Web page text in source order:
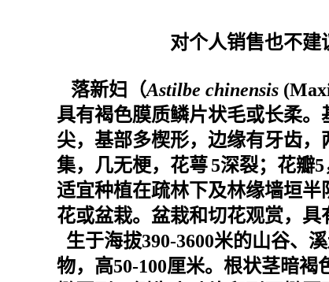
对个人销售也不建
落新妇（Astilbe chinensis
具有褐色膜质鳞片状毛或长柔
尖，基部多楔形，边缘有牙齿
集，几无梗， 花萼5深裂；花瓣
适宜种植在疏林下及林缘墙垣
花或盆栽。盆栽和切花观赏，具
生于海拔390-3600米的山谷、
物，高50-100厘米。根状茎暗